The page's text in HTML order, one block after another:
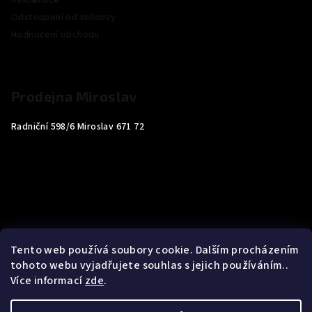
Tento web používá soubory cookie. Dalším procházením
tohoto webu vyjadřujete souhlas s jejich používáním..
Více informacízde.
Radniční 598/6 Miroslav 671 72